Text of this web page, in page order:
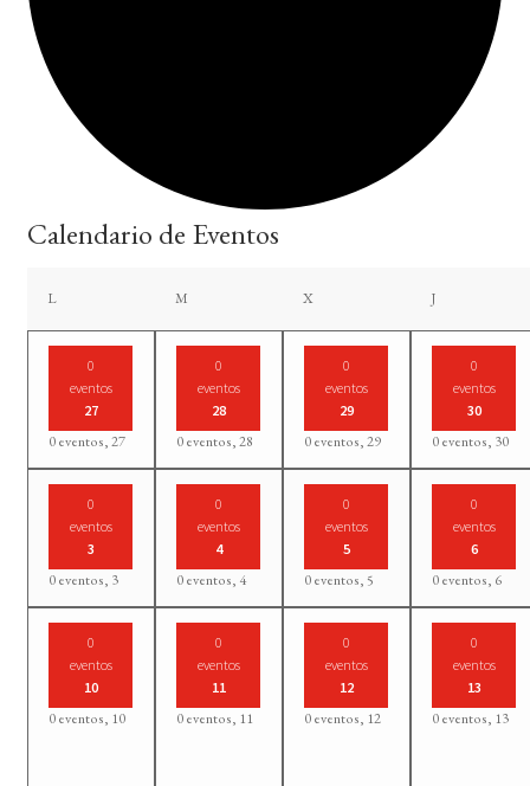
Calendario de Eventos
Llunes Mmartes Xmiércoles Jjueves
0
eventos
27
0 eventos,27
0
eventos
28
0 eventos,28
0
eventos
29
0 eventos,29
0
eventos
30
0 eventos, 30
0
eventos
3
0 eventos, 3
0
eventos
4
0 eventos, 4
0
eventos
5
0 eventos,5
0
eventos
6
0 eventos, 6
0
eventos
10
0 eventos, 10
0
eventos
11
0 eventos, 11
0
eventos
12
0 eventos, 12
0
eventos
13
0 eventos, 13